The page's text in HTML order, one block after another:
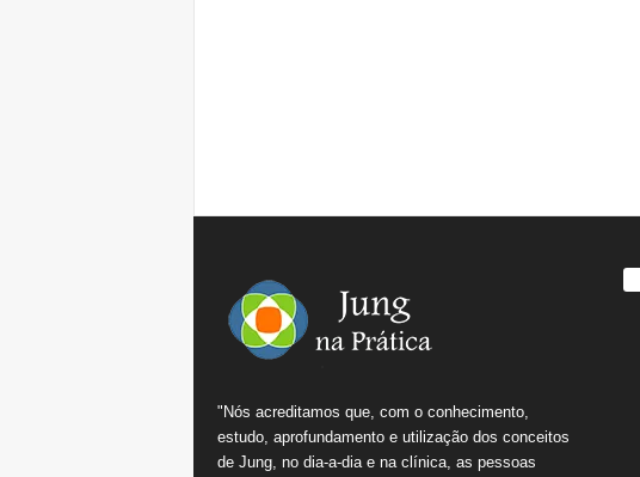
"Nós acreditamos que, com o conhecimento,
estudo, aprofundamento e utilização dos conceitos
de Jung, no dia-a-dia e na clínica, as pessoas